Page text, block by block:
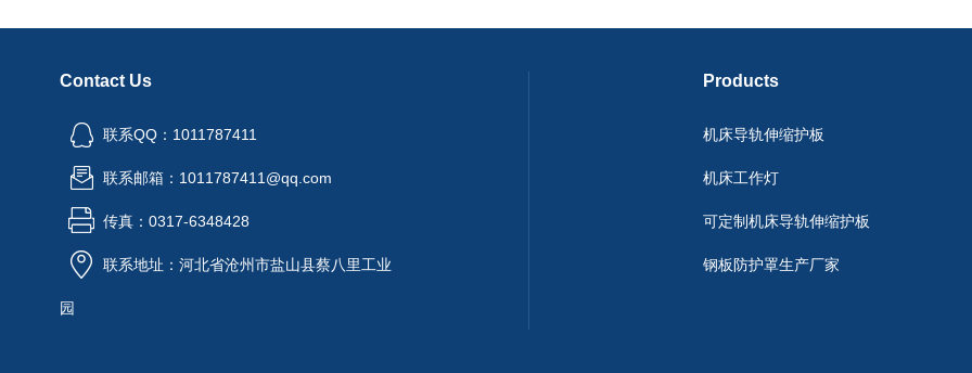
Contact Us
联系QQ：1011787411
联系邮箱：1011787411@qq.com
传真：0317-6348428
联系地址：河北省沧州市盐山县蔡八里工业
园
Products
机床导轨伸缩护板
机床工作灯
可定制机床导轨伸缩护板
钢板防护罩生产厂家